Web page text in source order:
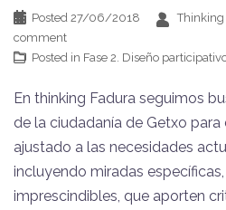
Posted 27/06/2018 Thinking
comment
Posted in Fase 2. Diseño
En thinking Fadura seguimos
de la ciudadanía de Getxo para
ajustado a las necesidades
incluyendo miradas
imprescindibles, que aporten